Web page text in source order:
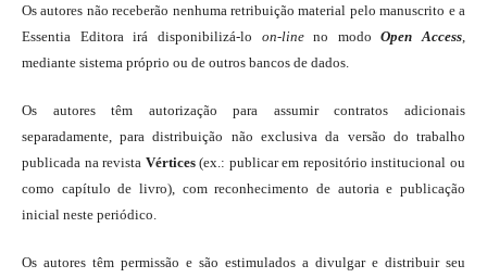
Os autores não receberão nenhuma retribuição material pelo manuscrito e a
Essentia Editora irá disponibilizá-lo on-lineno modoOpen Access
mediante sistema próprio ou de outros bancos de dados.
Os autores têm autorização para assumir contratos adicionais
separadamente, para distribuição não exclusiva da versão do trabalho
publicada na revista Vértices(ex.: publicar em repositório institucional ou
como capítulo de livro), com reconhecimento de autoria e publicação
inicial neste periódico.
Os autores têm permissão e são estimulados a divulgar e distribuir seu